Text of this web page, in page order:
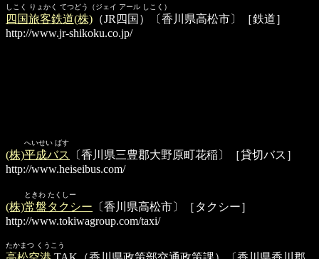
しこく りょかく てつどう（ジェイ アール しこく）
四国旅客鉄道(株) （JR四国）〔香川県高松市〕［鉄道］
http://www.jr-shikoku.co.jp/
へいせい ばす
(株)平成バス
〔香川県三豊郡大野原町花稲〕［貸切バス］
http://www.heiseibus.com/
ときわ たくしー
(株)常盤タクシー 〔香川県高松市〕［タクシー］
http://www.tokiwagroup.com/taxi/
たかまつ くうこう